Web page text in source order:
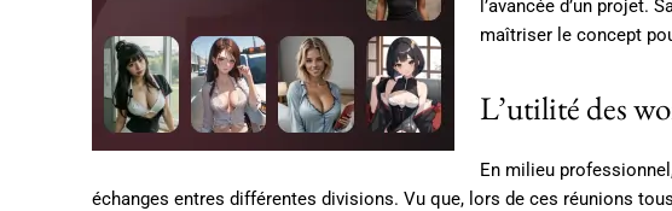
l’avancée d’un projet.
maîtriser le concept
L’utilité des
En milieu
échanges entres différentes divisions. Vu que, lors de ces réunions